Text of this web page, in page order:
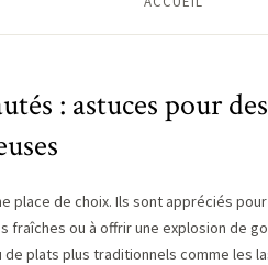
: astuces pour
place de choix. Ils sont appréciés
ou à offrir une explosion de
plats plus traditionnels comme les